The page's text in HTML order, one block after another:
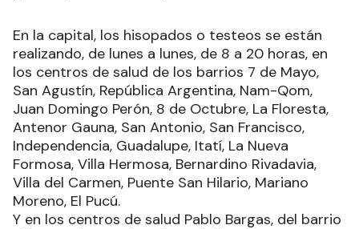
En la capital, los hisopados o testeos se están
realizando, de lunes a lunes, de 8 a 20 horas, en
los centros de salud de los barrios 7 de Mayo,
San Agustín, República Argentina, Nam-Qom,
Juan Domingo Perón, 8 de Octubre, La Floresta,
Antenor Gauna, San Antonio, San Francisco,
Independencia, Guadalupe, Itatí, La Nueva
Formosa, Villa Hermosa, Bernardino Rivadavia,
Villa del Carmen, Puente San Hilario, Mariano
Moreno, El Pucú.
Y en los centros de salud Pablo Bargas, del barrio